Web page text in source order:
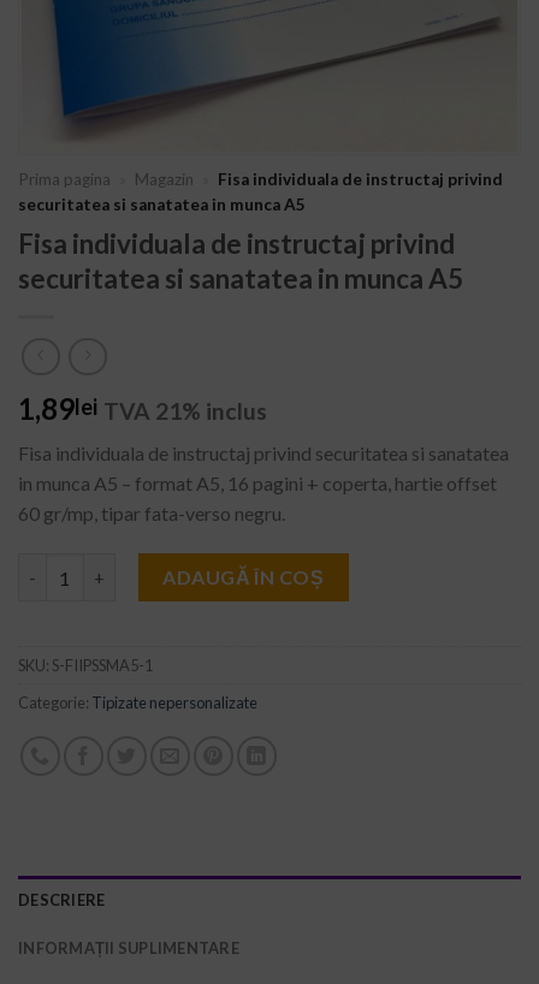
Prima pagina Magazin
Fisa individuala de instructaj privind
securitatea si sanatatea in munca A5
Fisa individuala de instructaj privind
securitatea si sanatatea in munca A5
1,89lei TVA 21% inclus
Fisa individuala de instructaj privind securitatea si sanatatea
in munca A5 – format A5, 16 pagini + coperta, hartie offset
60 gr/mp, tipar fata-verso negru.
Cantitate Fisa individuala de instructaj privind securitatea si
ADAUGĂ ÎN COȘ
SKU: S-FIIPSSMA5-1
Categorie: Tipizate nepersonalizate
DESCRIERE
INFORMAȚII SUPLIMENTARE